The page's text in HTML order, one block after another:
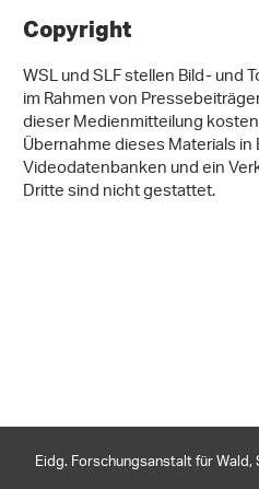
Copyright
WSL und SLF stellen Bild- und
im Rahmen von
dieser Medienmitteilung
Übernahme dieses Materials
Videodatenbanken und ein
Dritte sind nicht gestattet.
Eidg. Forschungsanstalt für